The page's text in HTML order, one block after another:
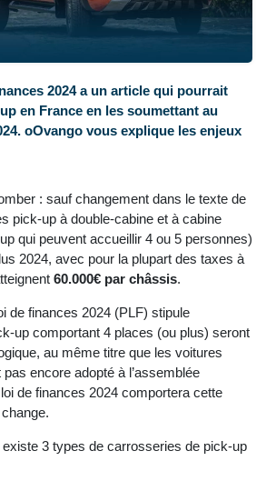
2024 a un article qui pourrait
en France en les soumettant au
oOvango vous explique les enjeux
: sauf changement dans le texte de
pick-up à double-cabine et à cabine
qui peuvent accueillir 4 ou 5 personnes)
2024, avec pour la plupart des taxes à
60.000€ par châssis.
de finances 2024 (PLF) stipule
up comportant 4 places (ou plus) seront
au même titre que les voitures
pas encore adopté à l’assemblée
de finances 2024 comportera cette
3 types de carrosseries de pick-up